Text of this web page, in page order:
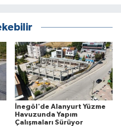
İnegöl'de Alanyurt Yüzme
Havuzunda Yapım
Çalışmaları Sürüyor